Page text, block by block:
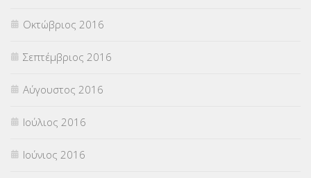
Οκτώβριος 2016
Σεπτέμβριος 2016
Αύγουστος 2016
Ιούλιος 2016
Ιούνιος 2016